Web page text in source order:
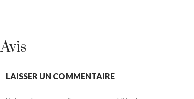
Avis
LAISSER UN COMMENTAIRE